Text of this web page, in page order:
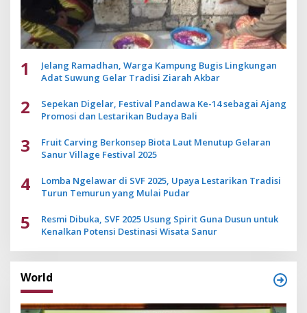
1
Jelang Ramadhan, Warga Kampung Bugis Lingkungan
Adat Suwung Gelar Tradisi Ziarah Akbar
2
Sepekan Digelar, Festival Pandawa Ke-14 sebagai Ajang
Promosi dan Lestarikan Budaya Bali
3
Fruit Carving Berkonsep Biota Laut Menutup Gelaran
Sanur Village Festival 2025
4
Lomba Ngelawar di SVF 2025, Upaya Lestarikan Tradisi
Turun Temurun yang Mulai Pudar
5
Resmi Dibuka, SVF 2025 Usung Spirit Guna Dusun untuk
Kenalkan Potensi Destinasi Wisata Sanur
World